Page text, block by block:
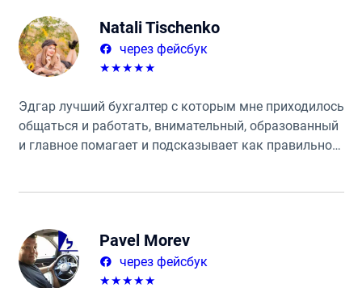
Natali Tischenko
через фейсбук
★★★★★
Эдгар лучший бухгалтер с которым мне приходилось
общаться и работать, внимательный, образованный
и главное помагает и подсказывает как правильно
Pavel Morev
через фейсбук
★★★★★